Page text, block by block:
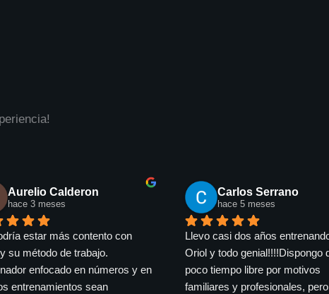
Federico Thomas Schober Alvarez
hace 9 meses
a Uri en diciembre de 2023 por
Sigue siendo mi
y le estoy sumamente
Mi rendimiento mejoró
Santi Plans
hace 9 meses
El mejor entrenador que se
pedir, un grande que te ayuda
conseguir todos tus objetivos de
manera muy fácil y que te